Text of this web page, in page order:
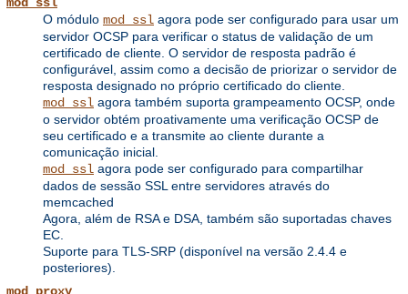
O módulo mod_ssl agora pode ser configurado para usar um
servidor OCSP para verificar o status de validação de um
certificado de cliente. O servidor de resposta padrão é
configurável, assim como a decisão de priorizar o servidor de
resposta designado no próprio certificado do cliente.
mod_ssl agora também suporta grampeamento OCSP, onde
o servidor obtém proativamente uma verificação OCSP de
seu certificado e a transmite ao cliente durante a
comunicação inicial.
mod_ssl agora pode ser configurado para compartilhar
dados de sessão SSL entre servidores através do
memcached
Agora, além de RSA e DSA, também são suportadas chaves
EC.
Suporte para TLS-SRP (disponível na versão 2.4.4 e
posteriores).
mod_proxy